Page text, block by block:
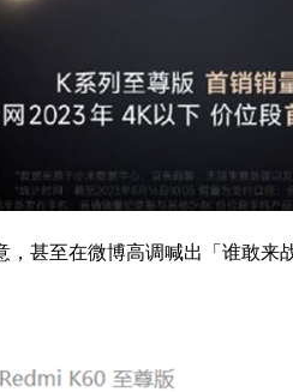
甚至在微博高调喊出「谁敢来